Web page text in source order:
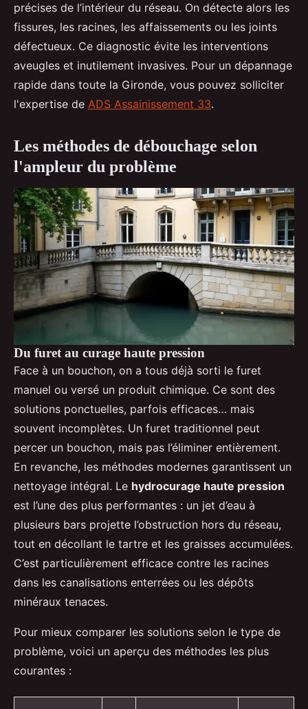
précises de l’intérieur du réseau. On détecte alors les
fissures, les racines, les affaissements ou les joints
défectueux. Ce diagnostic évite les interventions
aveugles et inutilement invasives. Pour un dépannage
rapide dans toute la Gironde, vous pouvez solliciter
l'expertise de ADS Assainissement 33.
Les méthodes de débouchage selon
l'ampleur du problème
Du furet au curage haute pression
Face à un bouchon, on a tous déjà sorti le furet
manuel ou versé un produit chimique. Ce sont des
solutions ponctuelles, parfois efficaces… mais
souvent incomplètes. Un furet traditionnel peut
percer un bouchon, mais pas l’éliminer entièrement.
En revanche, les méthodes modernes garantissent un
nettoyage intégral. Le hydrocurage haute pression
est l’une des plus performantes : un jet d’eau à
plusieurs bars projette l’obstruction hors du réseau,
tout en décollant le tartre et les graisses accumulées.
C’est particulièrement efficace contre les racines
dans les canalisations enterrées ou les dépôts
minéraux tenaces.
Pour mieux comparer les solutions selon le type de
problème, voici un aperçu des méthodes les plus
courantes :